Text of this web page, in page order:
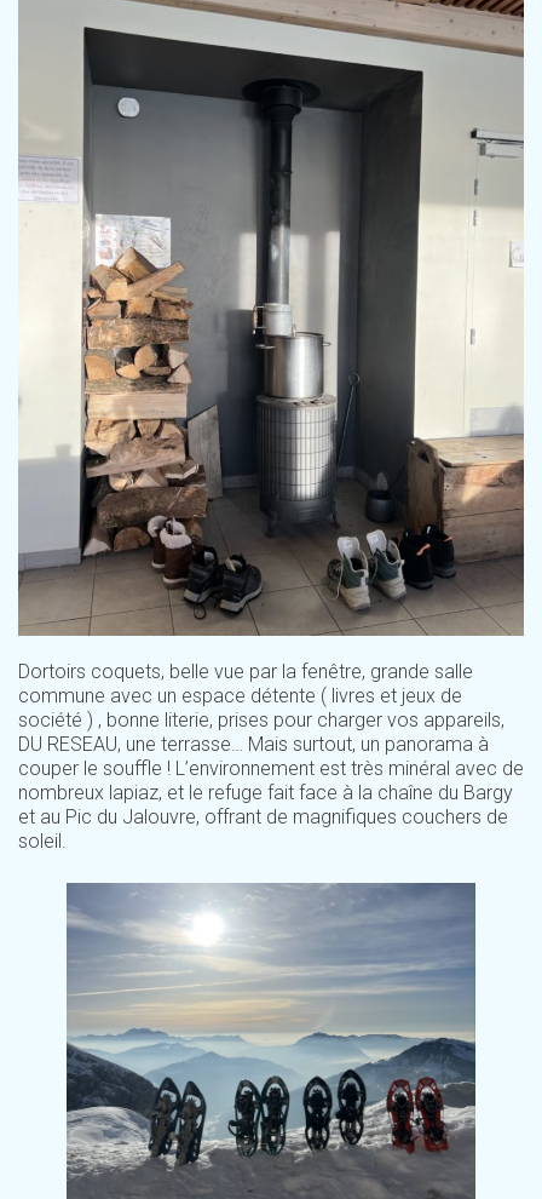
Dortoirs coquets, belle vue par la fenêtre, grande salle
commune avec un espace détente ( livres et jeux de
société ) , bonne literie, prises pour charger vos appareils,
DU RESEAU, une terrasse… Mais surtout, un panorama à
couper le souffle ! L’environnement est très minéral avec de
nombreux lapiaz, et le refuge fait face à la chaîne du Bargy
et au Pic du Jalouvre, offrant de magnifiques couchers de
soleil.